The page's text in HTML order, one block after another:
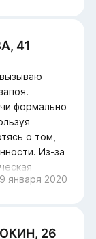
41
формально
о том,
Из-за
В
января 2020
26